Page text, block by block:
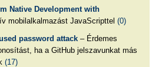
Native Development with
mobilalkalmazást JavaScripttel (0)
password attack– Érdemes
ha a GitHub jelszavunkat más
(17)